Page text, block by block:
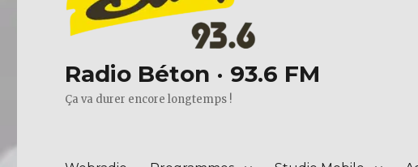
Radio Béton · 93.6 FM
Ça va durer encore longtemps !